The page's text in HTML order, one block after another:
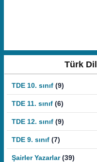
Türk
TDE 10. sınıf (9)
TDE 11. sınıf (6)
TDE 12. sınıf (9)
TDE 9. sınıf (7)
Şairler Yazarlar (39)